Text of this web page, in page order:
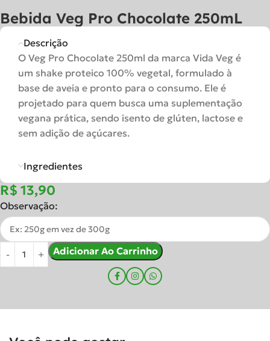
Bebida Veg Pro Chocolate 250mL
Descrição
O Veg Pro Chocolate 250ml da marca Vida Veg é
um shake proteico 100% vegetal, formulado à
base de aveia e pronto para o consumo. Ele é
projetado para quem busca uma suplementação
vegana prática, sendo isento de glúten, lactose e
sem adição de açúcares.
Ingredientes
R$
Observação:
Adicionar Ao Carrinho